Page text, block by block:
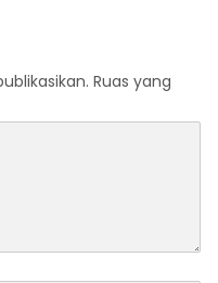
Ruas yang